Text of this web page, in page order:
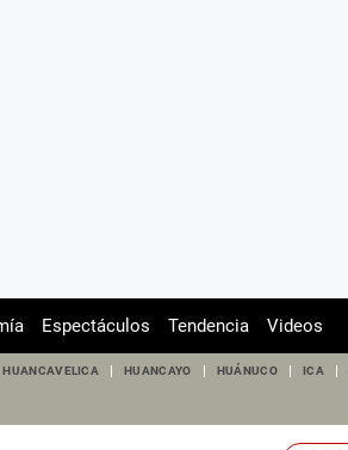
Espectáculos Tendencia Videos
HUANCAVELICA HUANCAYO HUÁNUCO ICA